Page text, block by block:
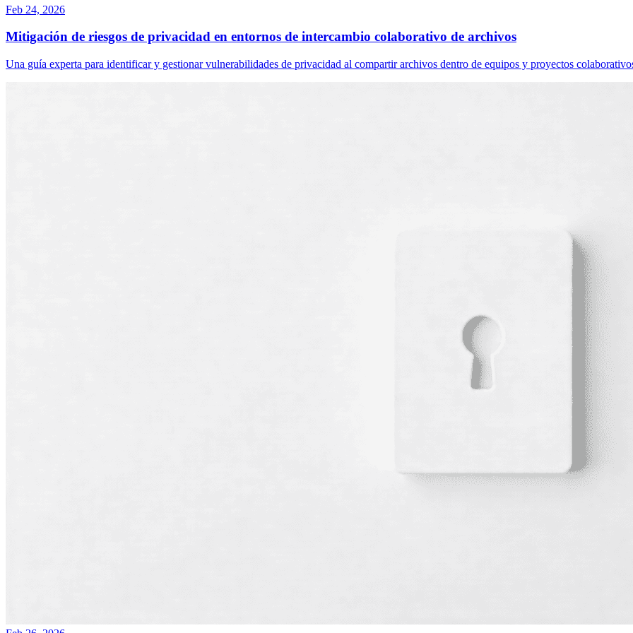
Feb 24, 2026
Mitigación de riesgos de privacidad en entornos de intercambio colaborativo de archivos
Una guía experta para identificar y gestionar vulnerabilidades de privacidad al compartir archivos dentro de equipos y proyectos